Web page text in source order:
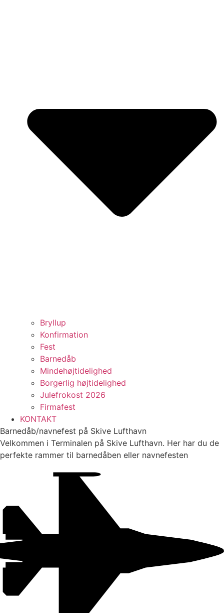
Bryllup
Konfirmation
Fest
Barnedåb
Mindehøjtidelighed
Borgerlig højtidelighed
Julefrokost 2026
Firmafest
KONTAKT
Barnedåb/navnefest på Skive Lufthavn
Velkommen i Terminalen på Skive Lufthavn. Her har du de
perfekte rammer til barnedåben eller navnefesten